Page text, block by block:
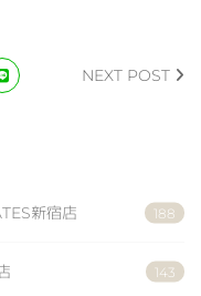
NEXT POST
新宿店 188
143